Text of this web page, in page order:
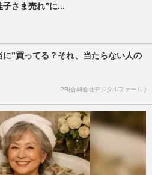
さま売れ”に...
に”買ってる？それ、当たらない人の
PR(合同会社デジタルファーム )